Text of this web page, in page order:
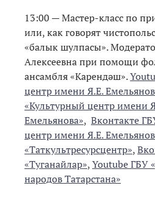
13:00 — Мастер-класс по
или, как говорят
«балык шулпасы».
Алексеевна при помощи
ансамбля «Карендәш».
центр имени Я.Е.
«Культурный центр имени
Емельянова», Вконтакте
центр имени Я.Е.
«Таткультресурсцентр»,
«Туганайлар»,Youtube ГБУ
народов Татарстана»